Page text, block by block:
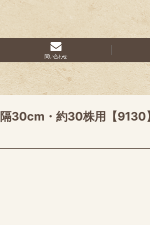
問い合わせ
30cm・約30株用【9130】